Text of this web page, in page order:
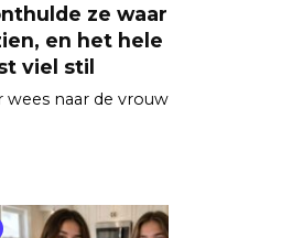
ze waar
en het hele
viel stil
wees naar de vrouw